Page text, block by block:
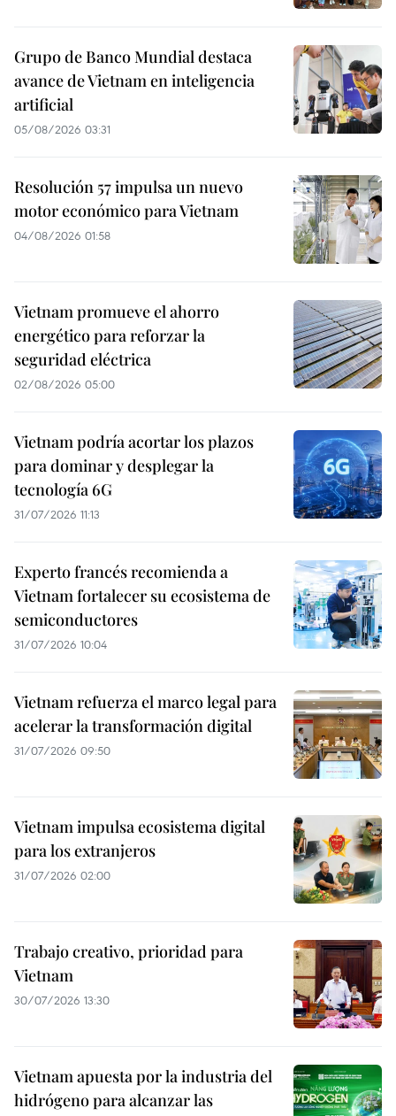
Grupo de Banco Mundial destaca
avance de Vietnam en inteligencia
artificial
05/08/2026 03:31
Resolución 57 impulsa un nuevo
motor económico para Vietnam
04/08/2026 01:58
Vietnam promueve el ahorro
energético para reforzar la
seguridad eléctrica
02/08/2026 05:00
Vietnam podría acortar los plazos
para dominar y desplegar la
tecnología 6G
31/07/2026 11:13
Experto francés recomienda a
Vietnam fortalecer su ecosistema de
semiconductores
31/07/2026 10:04
Vietnam refuerza el marco legal para
acelerar la transformación digital
31/07/2026 09:50
Vietnam impulsa ecosistema digital
para los extranjeros
31/07/2026 02:00
Trabajo creativo, prioridad para
Vietnam
30/07/2026 13:30
Vietnam apuesta por la industria del
hidrógeno para alcanzar las